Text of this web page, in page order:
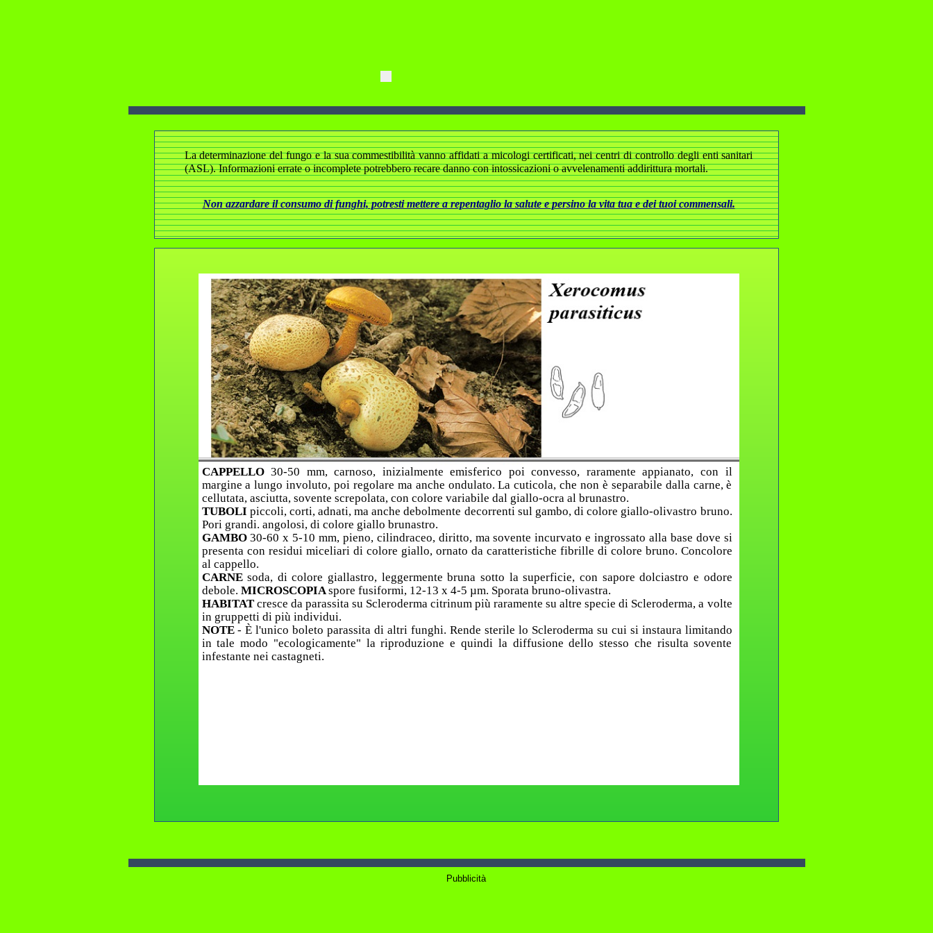
Pubblicità
La determinazione del fungo e la sua commestibilità vanno affidati a micologi certificati, nei centri di controllo degli enti sanitari
(ASL). Informazioni errate o incomplete potrebbero recare danno con intossicazioni o avvelenamenti addirittura mortali.
Non azzardare il consumo di funghi, potresti mettere a repentaglio la salute e persino la vita tua e dei tuoi commensali.
CAPPELLO30-50 mm, carnoso, inizialmente emisferico poi convesso, raramente appianato, con il
margine a lungo involuto, poi regolare ma anche ondulato. La cuticola, che non è separabile dalla carne, è
cellutata, asciutta, sovente screpolata, con colore variabile dal giallo-ocra al brunastro.
TUBOLI piccoli, corti, adnati, ma anche debolmente decorrenti sul gambo, di colore giallo-olivastro bruno.
Pori grandi. angolosi, di colore giallo brunastro.
GAMBO30-60 x 5-10 mm, pieno, cilindraceo, diritto, ma sovente incurvato e ingrossato alla base dove si
presenta con residui miceliari di colore giallo, ornato da caratteristiche fibrille di colore bruno. Concolore
al cappello.
CARNEsoda, di colore giallastro, leggermente bruna sotto la superficie, con sapore dolciastro e odore
debole. MICROSCOPIAspore fusiformi, 12-13 x 4-5 µm. Sporata bruno-olivastra.
HABITAT cresce da parassita su Scleroderma citrinum più raramente su altre specie di Scleroderma, a volte
in gruppetti di più individui.
NOTE- È l'unico boleto parassita di altri funghi. Rende sterile lo Scleroderma su cui si instaura limitando
in tale modo "ecologicamente" la riproduzione e quindi la diffusione dello stesso che risulta sovente
infestante nei castagneti.